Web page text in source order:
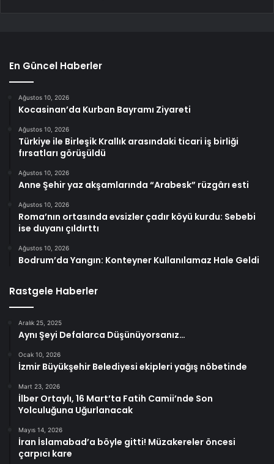
En Güncel Haberler
Ağustos 10, 2026
Kocasinan’da Kurban Bayramı Ziyareti
Ağustos 10, 2026
Türkiye ile Birleşik Krallık arasındaki ticari iş birliği
fırsatları görüşüldü
Ağustos 10, 2026
Anne Şehir yaz akşamlarında “Arabesk” rüzgârı esti
Ağustos 10, 2026
Roma’nın ortasında evsizler çadır köyü kurdu: Sebebi
ise duyanı çıldırttı
Ağustos 10, 2026
Bodrum’da Yangın: Konteyner Kullanılamaz Hale Geldi
Rastgele Haberler
Aralık 25, 2025
Aynı Şeyi Defalarca Düşünüyorsanız…
Ocak 10, 2026
İzmir Büyükşehir Belediyesi ekipleri yağış nöbetinde
Mart 23, 2026
İlber Ortaylı, 16 Mart’ta Fatih Camii’nde Son
Yolculuğuna Uğurlanacak
Mayıs 14, 2026
İran İslamabad’a böyle gitti! Müzakereler öncesi
çarpıcı kare